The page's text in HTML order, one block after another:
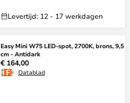
Levertijd: 12 - 17 werkdagen
Easy Mini W75 LED-spot, 2700K, brons, 9,5
cm - Antidark
€ 164,00
Datablad